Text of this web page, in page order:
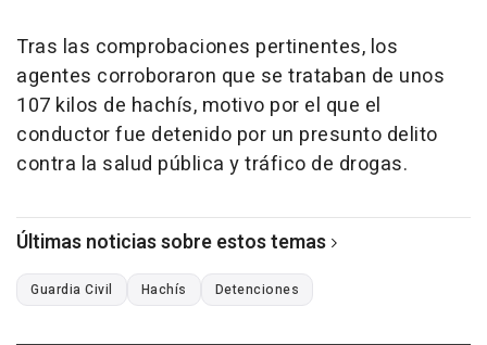
Tras las comprobaciones pertinentes, los
agentes corroboraron que se trataban de unos
107 kilos de hachís, motivo por el que el
conductor fue detenido por un presunto delito
contra la salud pública y tráfico de drogas.
Últimas noticias sobre estos temas
Guardia Civil Hachís Detenciones